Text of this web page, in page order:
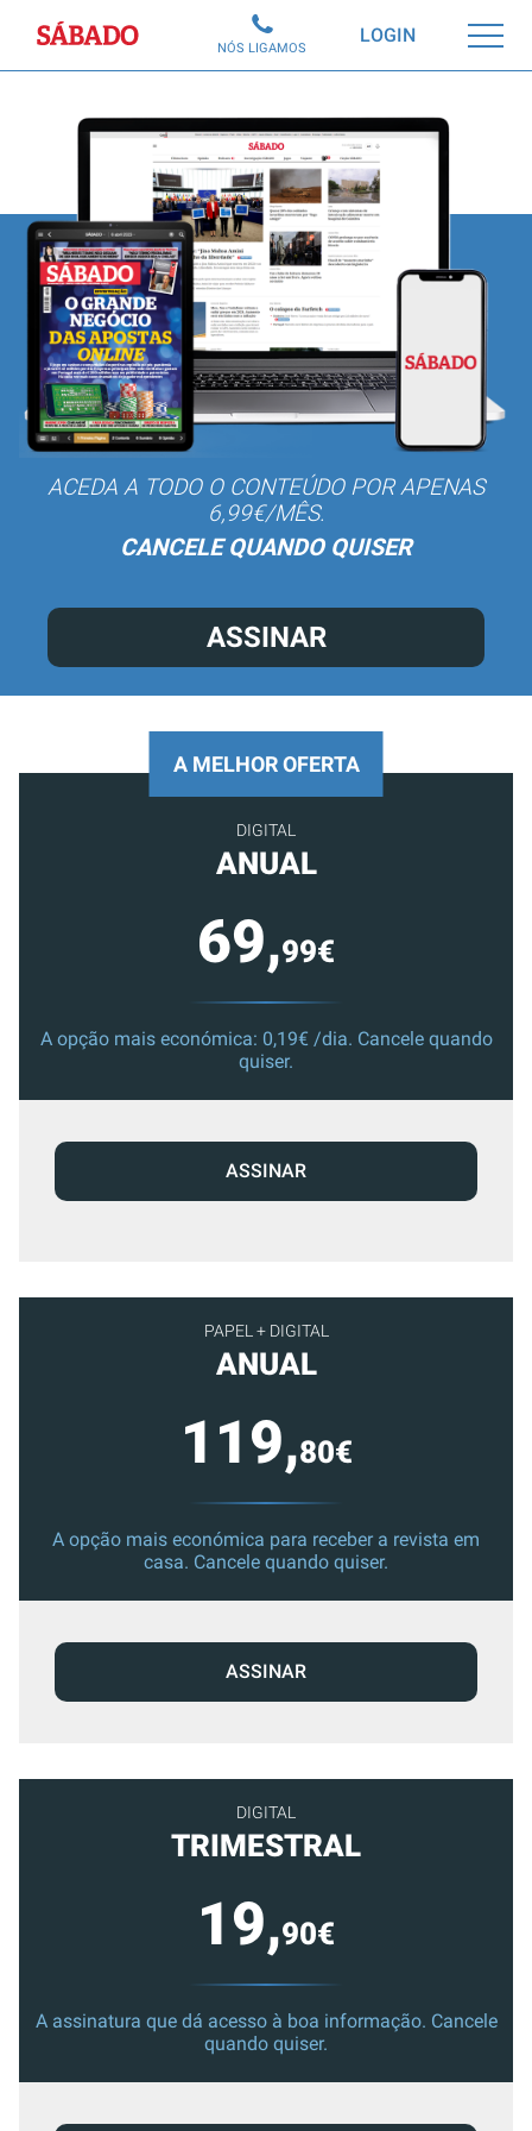
Sábado LOGIN
NÓS LIGAMOS
ACEDA A TODO O CONTEÚDO POR APENAS
6,99€/MÊS.
CANCELE QUANDO QUISER
ASSINAR
PAPEL + DIGITAL
ANUAL
119,80€
A opção mais económica para receber a revista em
casa. Cancele quando quiser.
ASSINAR
DIGITAL
TRIMESTRAL
19,90€
A assinatura que dá acesso à boa informação. Cancele
quando quiser.
A MELHOR OFERTA
DIGITAL
ANUAL
69,99€
A opção mais económica: 0,19€ /dia. Cancele quando
quiser.
ASSINAR